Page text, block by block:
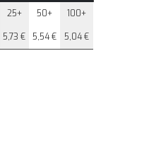
25+ 50+ 100+
5,73 € 5,54 € 5,04 €